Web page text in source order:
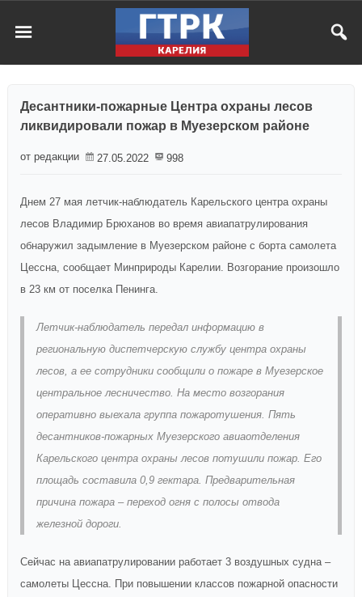
Десантники-пожарные Центра охраны лесов
ликвидировали пожар в Муезерском районе
от редакции 27.05.2022 998
Днем 27 мая летчик-наблюдатель Карельского центра охраны
лесов Владимир Брюханов во время авиапатрулирования
обнаружил задымление в Муезерском районе с борта самолета
Цессна, сообщает Минприроды Карелии. Возгорание произошло
в 23 км от поселка Пенинга.
Летчик-наблюдатель передал информацию в
региональную диспетчерскую службу центра охраны
лесов, а ее сотрудники сообщили о пожаре в Муезерское
центральное лесничество. На место возгорания
оперативно выехала группа пожаротушения. Пять
десантников-пожарных Муезерского авиаотделения
Карельского центра охраны лесов потушили пожар. Его
площадь составила 0,9 гектара. Предварительная
причина пожара – переход огня с полосы отвода
железной дороги.
Сейчас на авиапатрулировании работает 3 воздушных судна –
самолеты Цессна. При повышении классов пожарной опасности